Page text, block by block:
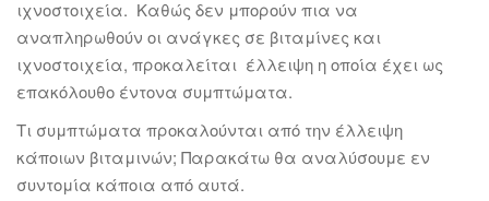
ιχνοστοιχεία. Καθώς δεν μπορούν πια να
αναπληρωθούν οι ανάγκες σε βιταμίνες και
ιχνοστοιχεία, προκαλείται έλλειψη η οποία έχει ως
επακόλουθο έντονα συμπτώματα.
Τι συμπτώματα προκαλούνται από την έλλειψη
κάποιων βιταμινών; Παρακάτω θα αναλύσουμε εν
συντομία κάποια από αυτά.